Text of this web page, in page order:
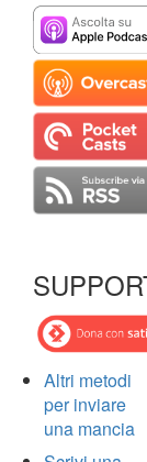
Altri metodi
per inviare
una mancia